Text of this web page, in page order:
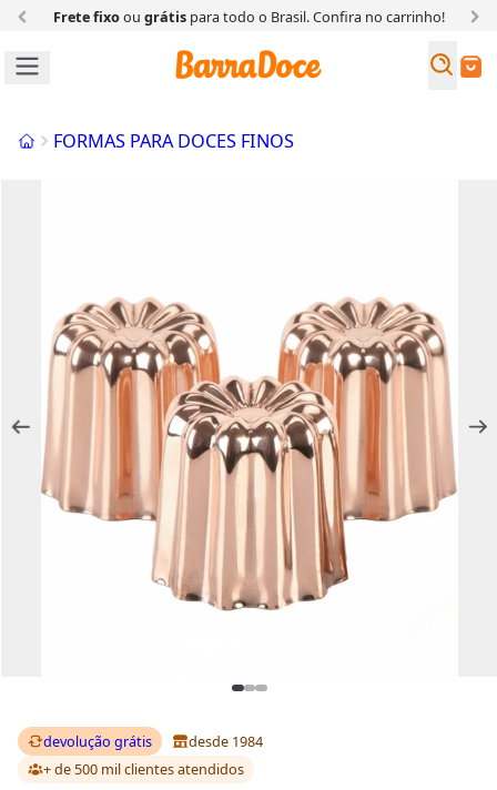
Frete fixoou grátispara todo o Brasil. Confira no carrinho!
Buscar
InícioFORMAS PARA DOCES FINOS
devolução grátis
desde 1984
+ de 500 mil clientesatendidos